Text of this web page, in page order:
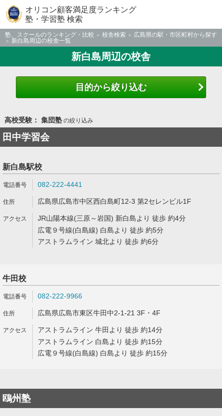
オリコン顧客満足度ランキング
塾・学習塾 検索
塾、スクールのランキング・比較 校舎検索
広島県の駅・市区町村から探す
新白島周辺の校舎一覧
新白島周辺の校舎
目的から絞り込む
高校受験： 集団塾の絞り込み
田中学習会
新白島駅校
082-222-4441
広島県広島市中区西白島町12-3 第2セレンビル1F
JR山陽本線(三原～岩国) 新白島より 徒歩 約4分
広電９号線(白島線) 白島より 徒歩 約5分
アストラムライン 城北より 徒歩 約6分
牛田校
082-222-9966
広島県広島市東区牛田中2-1-21 3F・4F
アストラムライン 牛田より 徒歩 約14分
アストラムライン 白島より 徒歩 約15分
広電９号線(白島線) 白島より 徒歩 約15分
鴎州塾